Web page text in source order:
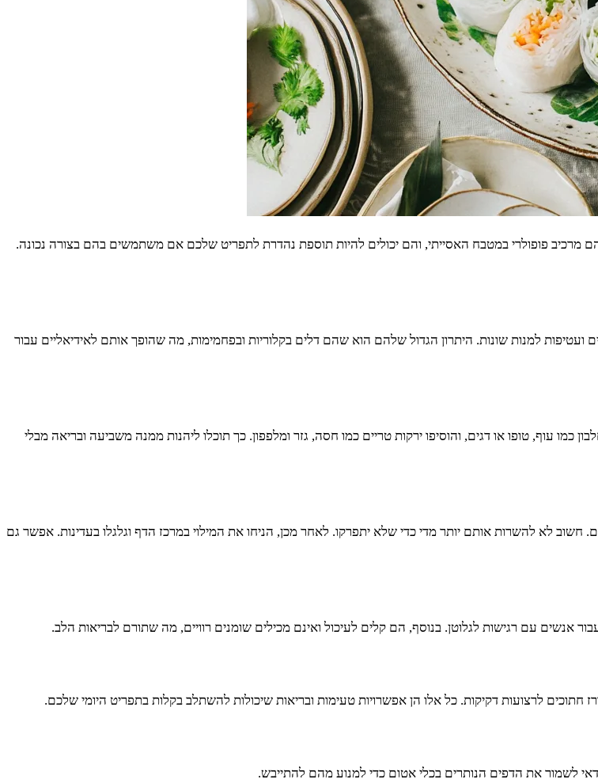
פופולרי במטבח האסייתי, והם יכולים להיות תוספת נהדרת לתפריט שלכם אם משתמשים בהם בצורה נכונה.
למנות שונות. היתרון הגדול שלהם הוא שהם דלים בקלוריות ובפחמימות, מה שהופך אותם לאידיאליים עבור
כמו עוף, טופו או דגים, והוסיפו ירקות טריים כמו חסה, גזר ומלפפון. כך תוכלו ליהנות ממנה משביעה ובריאה מבלי
לא להשרות אותם יותר מדי כדי שלא יתפרקו. לאחר מכן, הניחו את המילוי במרכז הדף וגלגלו בעדינות. אפשר גם
אנשים עם רגישות לגלוטן. בנוסף, הם קלים לעיכול ואינם מכילים שומנים רוויים, מה שתורם לבריאות הלב.
חתוכים לרצועות דקיקות. כל אלו הן אפשרויות טעימות ובריאות שיכולות להשתלב בקלות בתפריט היומי שלכם.
לשמור את הדפים הנותרים בכלי אטום כדי למנוע מהם להתייבש.